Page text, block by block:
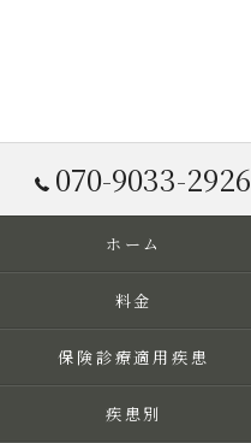
070-9033-2926
ホーム
料金
保険診療適用疾患
疾患別